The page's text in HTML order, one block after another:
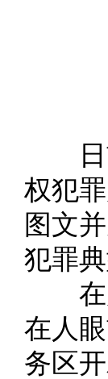
日前
权犯
图文
犯罪
在展
在人
务区